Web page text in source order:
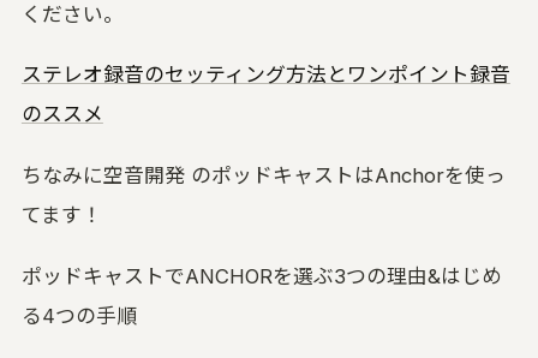
ください。
ステレオ録音のセッティング方法とワンポイント録音
のススメ
ちなみに空音開発 のポッドキャストはAnchorを使っ
てます！
ポッドキャストでANCHORを選ぶ3つの理由&はじめ
る4つの手順